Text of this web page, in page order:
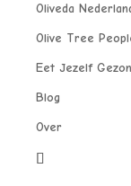
Oliveda
Olive Tree
Eet Jezelf
Blog
Over